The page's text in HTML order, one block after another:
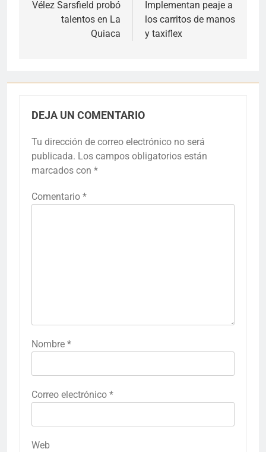
de
Vélez Sarsfield probó
talentos en La
Quiaca
Implementan peaje a
los carritos de manos
y taxiflex
DEJA UN COMENTARIO
Tu dirección de correo electrónico no será
publicada. Los campos obligatorios están
marcados con *
Comentario *
Nombre *
Correo electrónico *
Web